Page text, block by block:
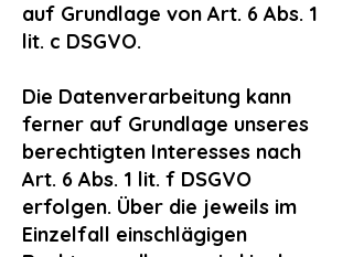
auf Grundlage von Art. 6 Abs. 1
lit. c DSGVO.
Die Datenverarbeitung kann
ferner auf Grundlage unseres
berechtigten Interesses nach
Art. 6 Abs. 1 lit. f DSGVO
erfolgen. Über die jeweils im
Einzelfall einschlägigen